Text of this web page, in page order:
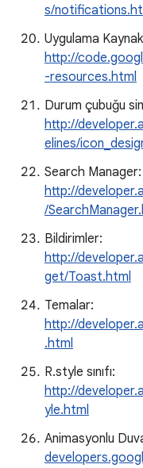
s/
Uygulama
http://
-resources.html
Durum çubuğu
http://
elines/
Search Manager:
http://
/
Bildirimler:
http://
get/Toast.html
Temalar:
http://
.html
R.style sınıfı:
http://
yle.html
Animasyonlu